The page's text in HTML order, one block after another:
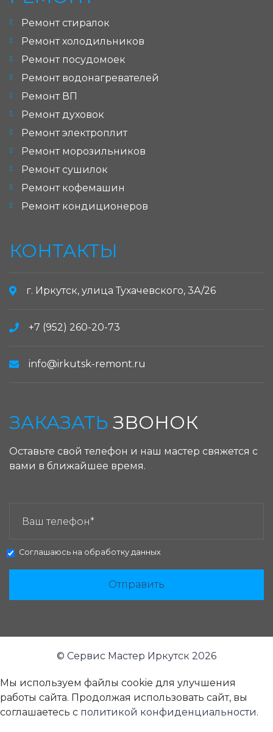
Ремонт стиралок
Ремонт холодильников
Ремонт посудомоек
Ремонт водонагревателей
Ремонт ВП
Ремонт духовок
Ремонт электроплит
Ремонт морозильников
Ремонт сушилок
Ремонт кофемашин
Ремонт кондиционеров
КОНТАКТЫ
г. Иркутск, улица Тухачевского, 3А/26
+7 (952) 260-20-73
info@irkutsk-remont.ru
ЗАКАЗАТЬ ЗВОНОК
Оставьте свой телефон и наш мастер свяжется с
вами в ближайшее время.
Соглашаюсь на обработку данных
Отправить
© Сервис Мастер Иркутск 2026
Мы используем файлы cookie для улучшения
работы сайта. Продолжая использовать сайт, вы
соглашаетесь с политикой конфиденциальности.